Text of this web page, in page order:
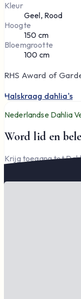
Kleur
Geel, Rood
Hoogte
150 cm
Bloemgrootte
100 cm
RHS Award of
Halskraag dahlia's
Nederlandse Dahlia
Word lid en
Krijg toegang tot